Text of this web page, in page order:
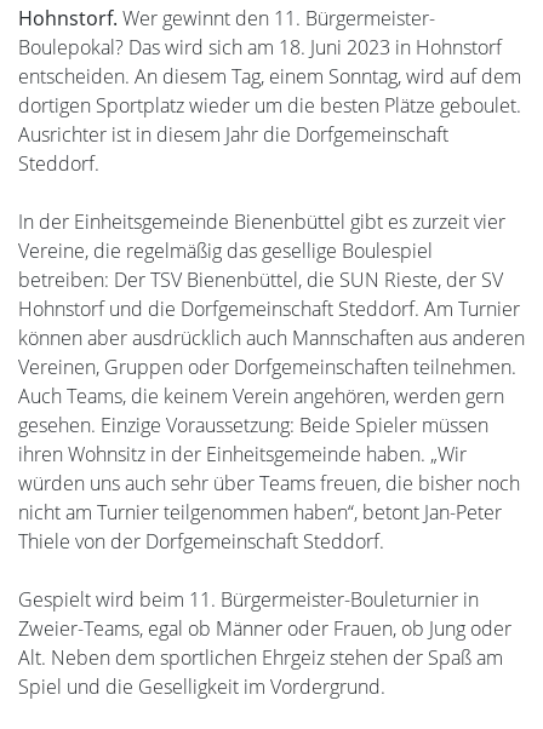
Hohnstorf. Wer gewinnt den 11. Bürgermeister-
Boulepokal? Das wird sich am 18. Juni 2023 in Hohnstorf
entscheiden. An diesem Tag, einem Sonntag, wird auf dem
dortigen Sportplatz wieder um die besten Plätze geboulet.
Ausrichter ist in diesem Jahr die Dorfgemeinschaft
Steddorf.
In der Einheitsgemeinde Bienenbüttel gibt es zurzeit vier
Vereine, die regelmäßig das gesellige Boulespiel
betreiben: Der TSV Bienenbüttel, die SUN Rieste, der SV
Hohnstorf und die Dorfgemeinschaft Steddorf. Am Turnier
können aber ausdrücklich auch Mannschaften aus anderen
Vereinen, Gruppen oder Dorfgemeinschaften teilnehmen.
Auch Teams, die keinem Verein angehören, werden gern
gesehen. Einzige Voraussetzung: Beide Spieler müssen
ihren Wohnsitz in der Einheitsgemeinde haben. „Wir
würden uns auch sehr über Teams freuen, die bisher noch
nicht am Turnier teilgenommen haben“, betont Jan-Peter
Thiele von der Dorfgemeinschaft Steddorf.
Gespielt wird beim 11. Bürgermeister-Bouleturnier in
Zweier-Teams, egal ob Männer oder Frauen, ob Jung oder
Alt. Neben dem sportlichen Ehrgeiz stehen der Spaß am
Spiel und die Geselligkeit im Vordergrund.